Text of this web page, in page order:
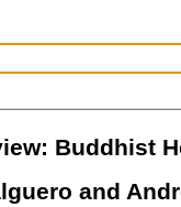
Buddhist
and